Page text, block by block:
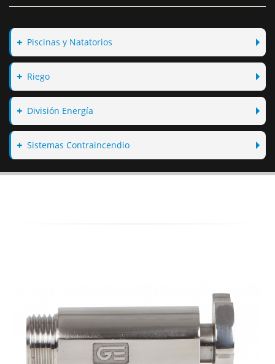
Piscinas y Natatorios
Riego
División Energía
Sistemas Contraincendio